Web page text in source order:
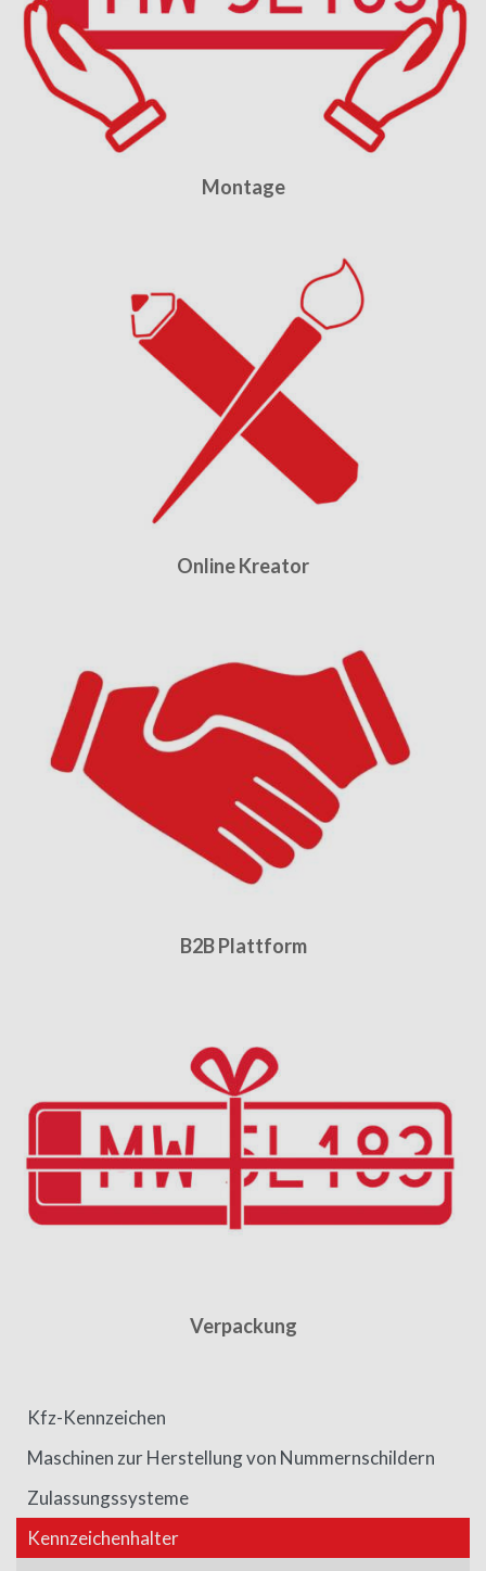
Montage
Online Kreator
B2B Plattform
Verpackung
Kfz-Kennzeichen
Maschinen zur Herstellung von Nummernschildern
Zulassungssysteme
Kennzeichenhalter